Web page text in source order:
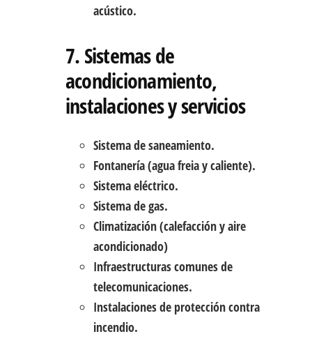
acústico.
7. Sistemas de
acondicionamiento,
instalaciones y servicios
Sistema de saneamiento.
Fontanería (agua freia y caliente).
Sistema eléctrico.
Sistema de gas.
Climatización (calefacción y aire
acondicionado)
Infraestructuras comunes de
telecomunicaciones.
Instalaciones de protección contra
incendio.